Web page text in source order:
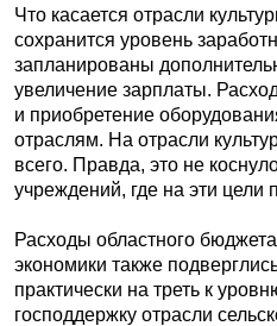
Что касается отрасли
сохранится уровень
запланированы
увеличение зарплаты.
и приобретение
отраслям. На отрасли
всего. Правда, это не
учреждений, где на эти цели
Расходы областного
экономики также
практически на треть к
господдержку отрасли